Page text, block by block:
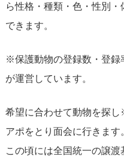
ら性格・種類・色・性別
できます。
※保護動物の登録数・登録
が運営しています。
希望に合わせて動物を探
アポをとり面会に行きます
この頃には全国統一の譲